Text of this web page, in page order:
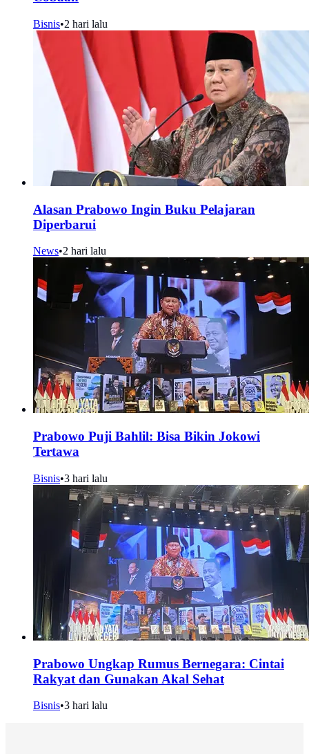
Bisnis•2 hari lalu
Alasan Prabowo Ingin Buku Pelajaran
Diperbarui
News•2 hari lalu
Prabowo Puji Bahlil: Bisa Bikin Jokowi
Tertawa
Bisnis•3 hari lalu
Prabowo Ungkap Rumus Bernegara: Cintai
Rakyat dan Gunakan Akal Sehat
Bisnis•3 hari lalu